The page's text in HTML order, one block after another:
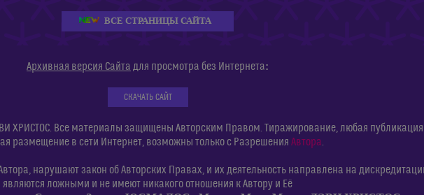
ВСЕ СТРАНИЦЫ САЙТА
Архивная версия Сайта для просмотра без Интернета:
СКАЧАТЬ САЙТ
ХРИСТОС. Все материалы защищены Авторским Правом. Тиражирование, любая публикация
размещение в сети Интернет, возможны только с Разрешения Автора.
нарушают закон об Авторских Правах, и их деятельность направлена на
являются ложными и не имеют никакого отношения к Автору и Её